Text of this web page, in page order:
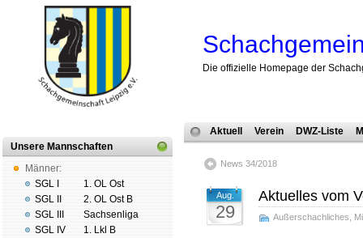
Die offizielle Homepage der
Unsere Mannschaften
Männer:
SGL I
SGL II
SGL III
SGL IV
1. OL Ost
2. OL Ost B
Sachsenliga
1. Lkl B
Aktuell Verein DWZ-Liste
News 34/2018
Aug.
29
Aktuelles vom
Außerschachliches